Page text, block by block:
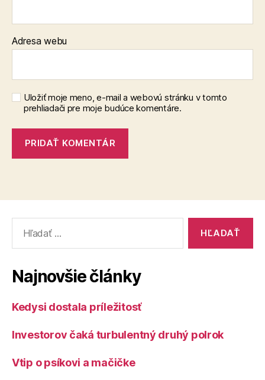
Adresa webu
Uložiť moje meno, e-mail a webovú stránku v tomto
prehliadači pre moje budúce komentáre.
Najnovšie články
Kedysi dostala príležitosť
Investorov čaká turbulentný druhý polrok
Vtip o psíkovi a mačičke